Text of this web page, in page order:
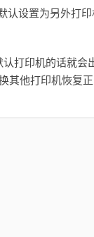
设置为另外打
打印机的话就
他打印机恢复正